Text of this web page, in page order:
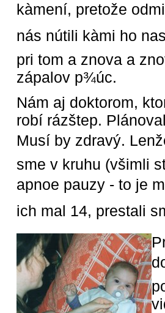
kàmení, pretože
nás nútili kàmi ho
pri tom a znova a
zápalov p¾úc.
Nám aj doktorom,
robí rázštep.
Musí by zdravý.
sme v kruhu (všimli
apnoe pauzy - to je
ich mal 14, prestali